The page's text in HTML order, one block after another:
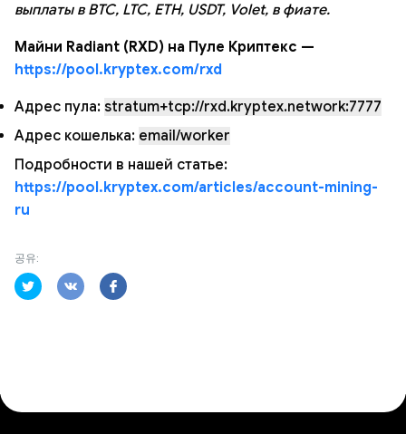
выплаты в BTC, LTC, ETH, USDT, Volet, в фиате.
Майни Radiant (RXD) на Пуле Криптекс —
https://pool.kryptex.com/rxd
Адрес пула: stratum+tcp://rxd.kryptex.network:7777
Адрес кошелька: email/worker
Подробности в нашей статье:
https://pool.kryptex.com/articles/account-mining-
ru
공유: